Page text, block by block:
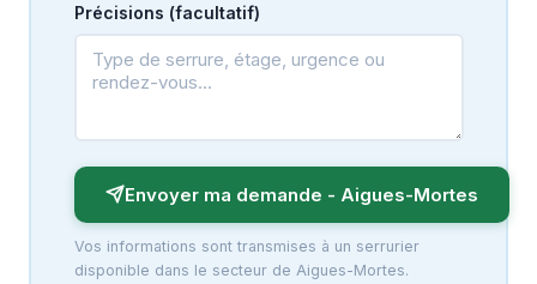
Précisions (facultatif)
Envoyer ma demande - Aigues-Mortes
Vos informations sont transmises à un serrurier
disponible dans le secteur de Aigues-Mortes.